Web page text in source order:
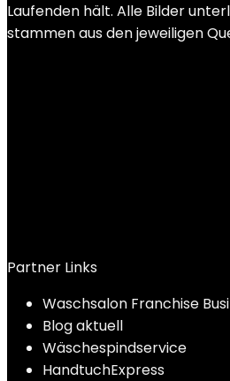
Laufenden hält. Alle Bilder
stammen aus den jeweiligen
Partner Links
Waschsalon Franchise
Blog aktuell
Wäschespindservice
HandtuchExpress